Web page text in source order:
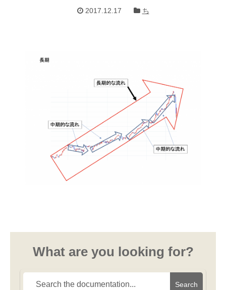
2017.12.17 ち
What are you looking for?
Search